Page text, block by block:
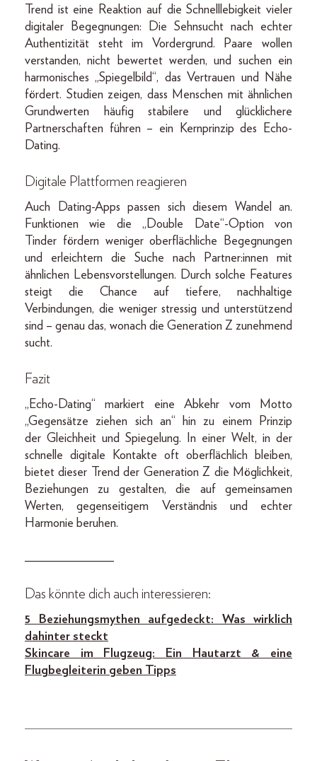
Trend ist eine Reaktion auf die Schnelllebigkeit vieler
digitaler Begegnungen: Die Sehnsucht nach echter
Authentizität steht im Vordergrund. Paare wollen
verstanden, nicht bewertet werden, und suchen ein
harmonisches „Spiegelbild“, das Vertrauen und Nähe
fördert. Studien zeigen, dass Menschen mit ähnlichen
Grundwerten häufig stabilere und glücklichere
Partnerschaften führen – ein Kernprinzip des Echo-
Dating.
Digitale Plattformen reagieren
Auch Dating-Apps passen sich diesem Wandel an.
Funktionen wie die „Double Date“-Option von
Tinder fördern weniger oberflächliche Begegnungen
und erleichtern die Suche nach Partner:innen mit
ähnlichen Lebensvorstellungen. Durch solche Features
steigt die Chance auf tiefere, nachhaltige
Verbindungen, die weniger stressig und unterstützend
sind – genau das, wonach die Generation Z zunehmend
sucht.
Fazit
„Echo-Dating“ markiert eine Abkehr vom Motto
„Gegensätze ziehen sich an“ hin zu einem Prinzip
der Gleichheit und Spiegelung. In einer Welt, in der
schnelle digitale Kontakte oft oberflächlich bleiben,
bietet dieser Trend der Generation Z die Möglichkeit,
Beziehungen zu gestalten, die auf gemeinsamen
Werten, gegenseitigem Verständnis und echter
Harmonie beruhen.
______________
Das könnte dich auch interessieren:
5 Beziehungsmythen aufgedeckt: Was wirklich
dahinter steckt
Skincare im Flugzeug: Ein Hautarzt & eine
Flugbegleiterin geben Tipps